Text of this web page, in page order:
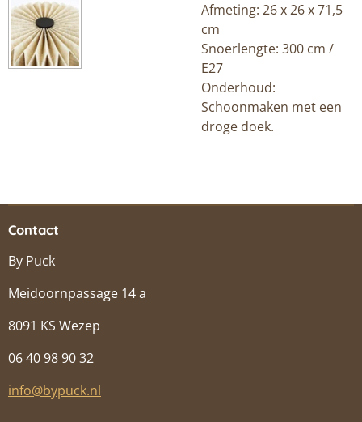
Afmeting: 26 x 26 x 71,5
cm
Snoerlengte: 300 cm /
E27
Onderhoud:
Schoonmaken met een
droge doek.
Contact
By Puck
Meidoornpassage 14 a
8091 KS Wezep
06 40 98 90 32
info@bypuck.nl